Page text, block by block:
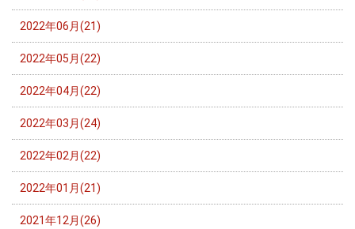
2022年06月(21)
2022年05月(22)
2022年04月(22)
2022年03月(24)
2022年02月(22)
2022年01月(21)
2021年12月(26)